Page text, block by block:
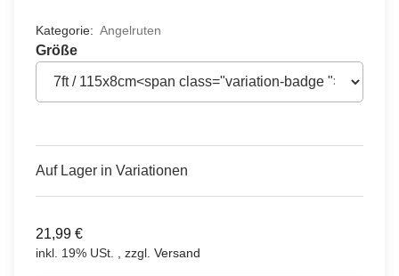
Kategorie: Angelruten
Größe
Auf Lager in Variationen
21,99 €
inkl. 19% USt. , zzgl. Versand